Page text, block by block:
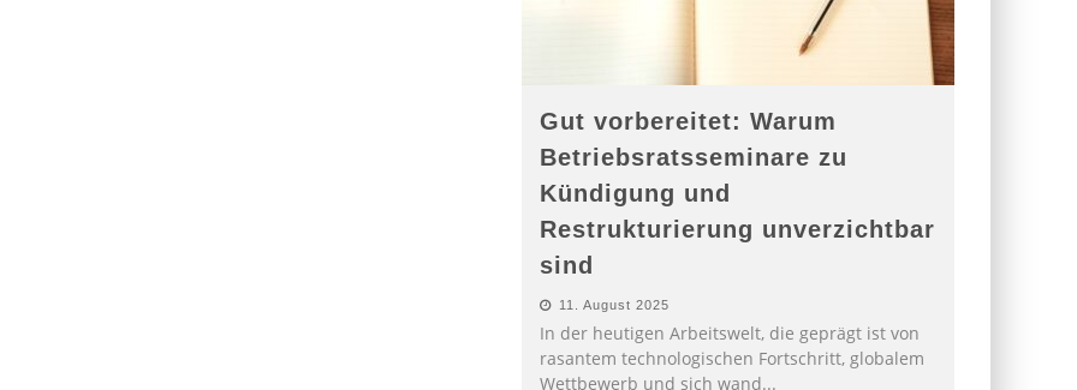
Gut vorbereitet: Warum
Betriebsratsseminare zu
Kündigung und
Restrukturierung unverzichtbar
sind
11. August 2025
In der heutigen Arbeitswelt, die geprägt ist von
rasantem technologischen Fortschritt, globalem
Wettbewerb und sich wand...